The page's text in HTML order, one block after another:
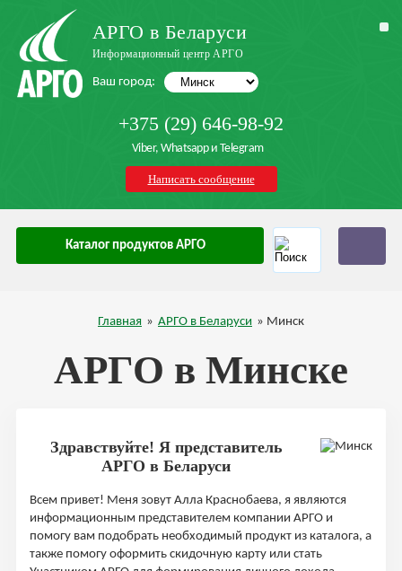
АРГО в Беларуси
Информационный центр АРГО
Ваш город:
+375 (29) 646-98-92
Viber, Whatsapp и Telegram
Написать сообщение
Каталог продуктов АРГО
Главная » АРГО в Беларуси » Минск
АРГО в Минске
Здравствуйте! Я представитель
АРГО в Беларуси
Всем привет! Меня зовут Алла Краснобаева, я являются
информационным представителем компании АРГО и
помогу вам подобрать необходимый продукт из каталога, а
также помогу оформить скидочную карту или стать